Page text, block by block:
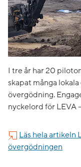
I tre år har 20
skapat många
övergödning.
nyckelord för LEVA
Läs hela artikeln
övergödningen